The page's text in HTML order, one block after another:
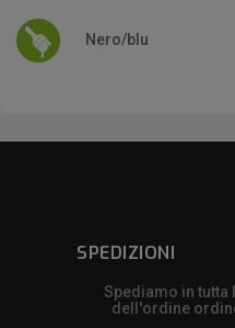
Nero/blu
SPEDIZIONI
Spediamo in
dell'ordine